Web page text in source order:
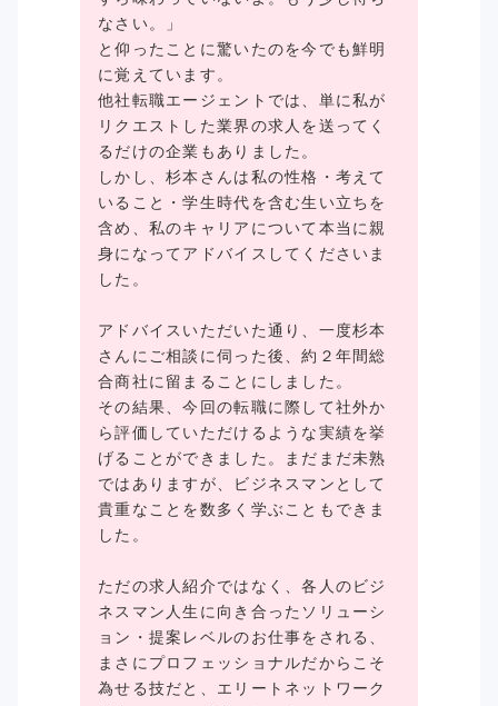
なさい。」
と仰ったことに驚いたのを今でも鮮明
に覚えています。
他社転職エージェントでは、単に私が
リクエストした業界の求人を送ってく
るだけの企業もありました。
しかし、杉本さんは私の性格・考えて
いること・学生時代を含む生い立ちを
含め、私のキャリアについて本当に親
身になってアドバイスしてくださいま
した。
アドバイスいただいた通り、一度杉本
さんにご相談に伺った後、約２年間総
合商社に留まることにしました。
その結果、今回の転職に際して社外か
ら評価していただけるような実績を挙
げることができました。まだまだ未熟
ではありますが、ビジネスマンとして
貴重なことを数多く学ぶこともできま
した。
ただの求人紹介ではなく、各人のビジ
ネスマン人生に向き合ったソリューシ
ョン・提案レベルのお仕事をされる、
まさにプロフェッショナルだからこそ
為せる技だと、エリートネットワーク